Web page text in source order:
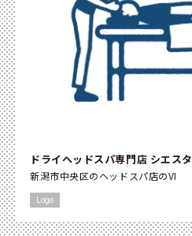
ドライヘッドスパ専門店 シエスタ
新潟市中央区のヘッドスパ店のVI
Logo